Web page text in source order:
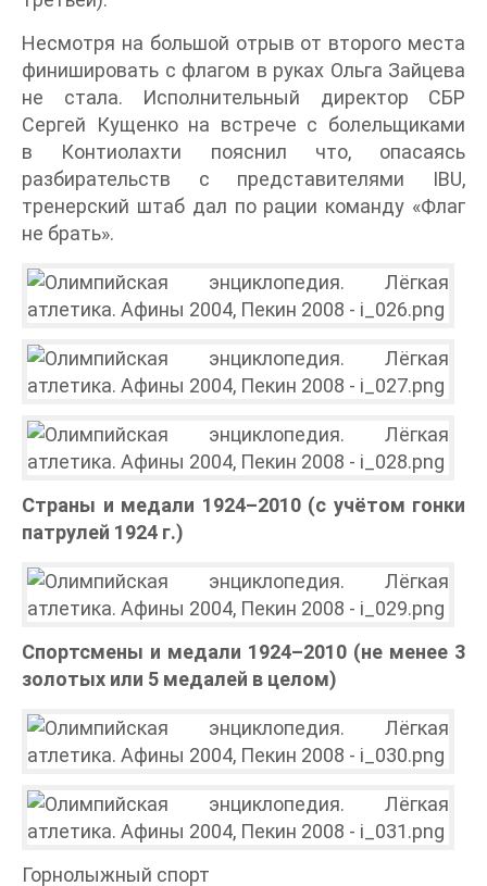
Несмотря на большой отрыв от второго места
финишировать с флагом в руках Ольга Зайцева
не стала. Исполнительный директор СБР
Сергей Кущенко на встрече с болельщиками
в Контиолахти пояснил что, опасаясь
разбирательств с представителями IBU,
тренерский штаб дал по рации команду «Флаг
не брать».
Страны и медали 1924–2010 (с учётом гонки
патрулей 1924 г.)
Спортсмены и медали 1924–2010 (не менее 3
золотых или 5 медалей в целом)
Горнолыжный спорт